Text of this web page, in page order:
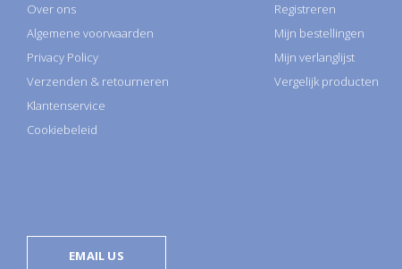
Over ons
Algemene voorwaarden
Privacy Policy
Verzenden & retourneren
Klantenservice
Cookiebeleid
Registreren
Mijn bestellingen
Mijn verlanglijst
Vergelijk producten
EMAIL US